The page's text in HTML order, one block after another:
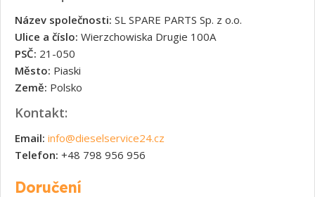
Název společnosti: SL SPARE PARTS Sp. z o.o.
Ulice a číslo: Wierzchowiska Drugie 100A
PSČ: 21-050
Město: Piaski
Země: Polsko
Kontakt:
Email: info@dieselservice24.cz
Telefon: +48 798 956 956
Doručení